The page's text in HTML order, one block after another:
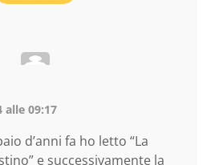
alle 09:17
d’anni fa ho letto “La
e successivamente la